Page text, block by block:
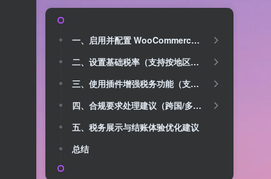
一、启用并配置 WooCommerce 的税务功能
二、设置基础税率（支持按地区差异）
三、使用插件增强税务功能（支持自动更新和发票合规）
四、合规要求处理建议（跨国/多地区销售）
五、税务展示与结账体验优化建议
总结